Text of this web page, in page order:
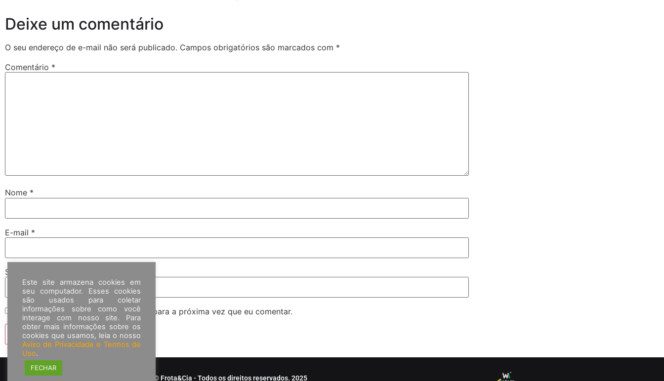
Deixe um comentário
O seu endereço de e-mail não será publicado. Campos obrigatórios são marcados com *
Comentário *
Nome *
E-mail *
Site
Salvar meus dados neste navegador para a próxima vez que eu comentar.
© Frota&Cia - Todos os direitos reservados. 2025
Este site armazena cookies em
seu computador. Esses cookies
são usados para coletar
informações sobre como você
interage com nosso site. Para
obter mais informações sobre os
cookies que usamos, leia o nosso
Aviso de Privacidade e Termos de
Uso.
FECHAR